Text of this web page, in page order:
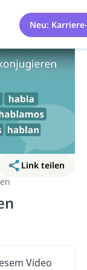
Neu:
Link teilen
Video